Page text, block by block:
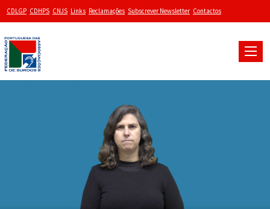
CDLGP CDHPS CNJS Links Reclamações Subscrever Newsletter Contactos
Toggle